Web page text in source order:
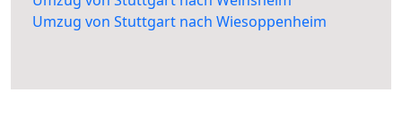
Umzug von Stuttgart nach Wiesoppenheim